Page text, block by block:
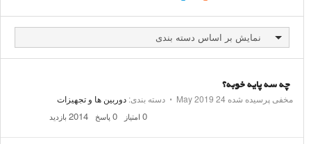
نمایش بر اساس دسته بندی
چه سه پایه خوبه؟
مخفی پرسیده شده 24 May 2019
⋅ دسته بندی: دوربین ها و تجهیزات
2014 بازدید 0 پاسخ 0 امتیاز